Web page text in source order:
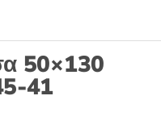
50×130
41